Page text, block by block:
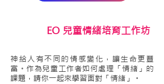
EO 兒童情緒培育工作坊
神給人有不同的情感變化，讓生命更豐
富。作為兒童工作者如何處理「情緒」的
課題，請你一起來學習面對「情緒」。